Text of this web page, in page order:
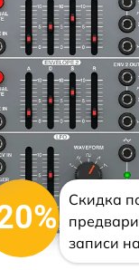
Скидка
записи